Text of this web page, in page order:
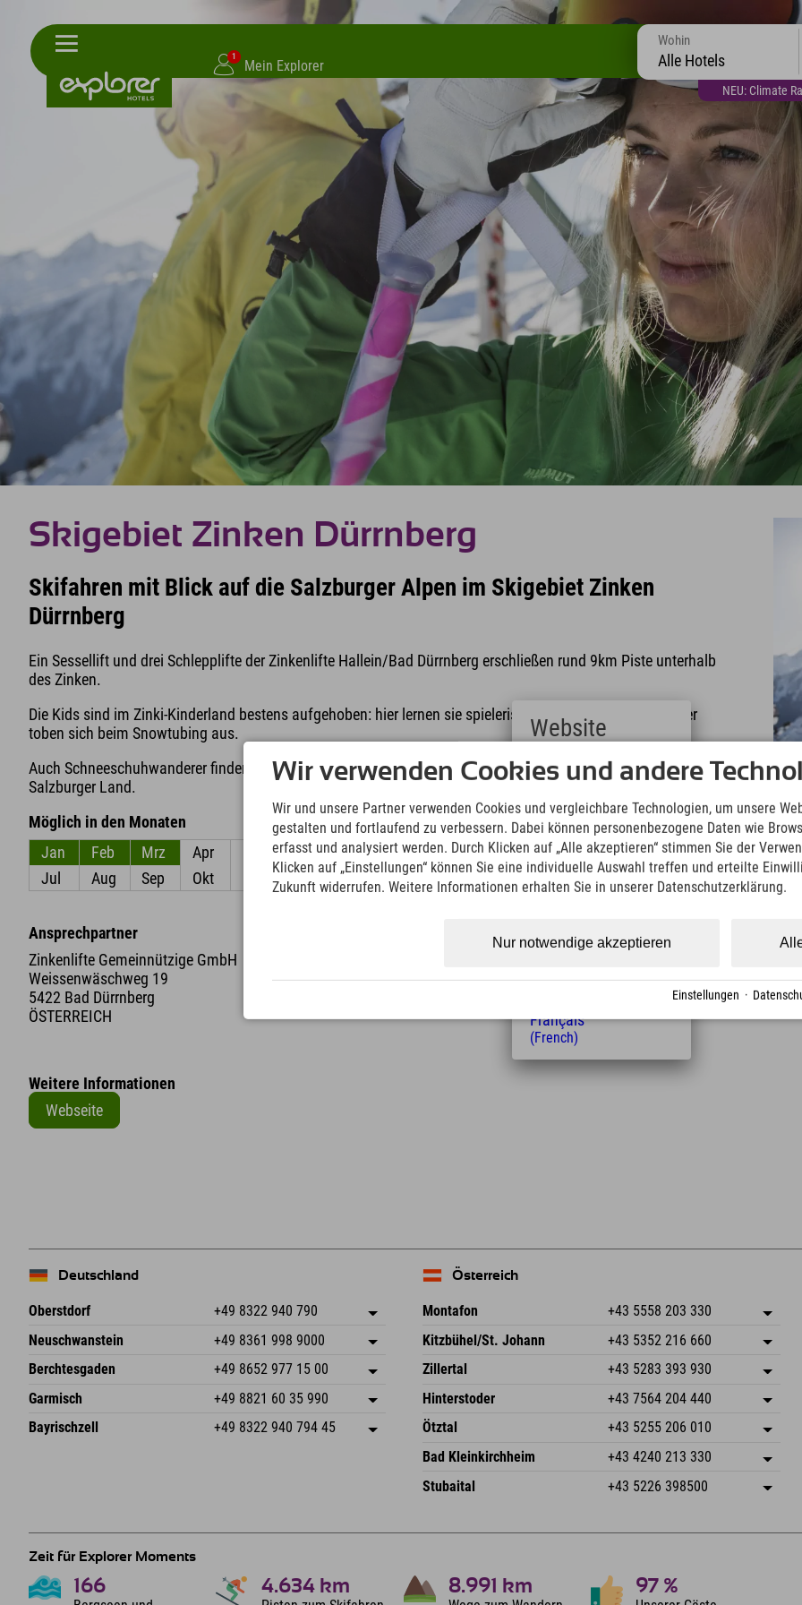
1
Mein Explorer
NEU: Climate
Wohin
Alle Hotels
Skigebiet Zinken Dürrnberg
Skifahren mit Blick auf die Salzburger Alpen im Skigebiet Zinken
Dürrnberg
Ein Sessellift und drei Schlepplifte der Zinkenlifte Hallein/Bad Dürrnberg erschließen rund 9km Piste unterhalb
des Zinken.
Die Kids sind im Zinki-Kinderland bestens aufgehoben: hier lernen sie spielerisch die ersten Schwünge oder
toben sich beim Snowtubing aus.
Auch Schneeschuhwanderer finden am Zinkenkogel einen Verleih und beste Bedingungen für eine Tour im
Salzburger Land.
Möglich in den Monaten
Jan
Feb Mrz Apr
Jun
Jul
Aug Sep Okt Dez
Ansprechpartner
Zinkenlifte Gemeinnützige GmbH
Weissenwäschweg 19
5422 Bad Dürrnberg
ÖSTERREICH
Entfernung vom Hotel
Weitere Informationen
Webseite
Deutschland
Oberstdorf +49 8322 940 790
An der Breitach 3
Deutschland
Adresse speichern
Buchen
Neuschwanstein +49 8361 998 9000
An der Riese 45
87484 Nesselwang im Allgäu
Deutschland
Adresse speichern
Buchen
Berchtesgaden +49 8652 977 15 00
Hofreitstr. 7
Deutschland
Adresse speichern
Buchen
Garmisch +49 8821 60 35 990
Frickenstraße 22
82490 Farchant
Adresse speichern
Bayrischzell +49 8322 940 794 45
Österreich
Montafon +43 5558 203 330
Dorfstr. 127b
6793 Gaschurn/Montafon
Österreich
Adresse speichern
Buchen
Kitzbühel/St. Johann +43 5352 216 660
Speckbacherstraße 87
Österreich
Adresse speichern
Buchen
Zillertal +43 5283 393 930
Schmiedau 2
Österreich
Adresse speichern
Buchen
Hinterstoder +43 7564 204 440
Freizeitpark 10
Österreich
Adresse speichern
Buchen
Ötztal +43 5255 206 010
Gscheat 14
Österreich
Adresse speichern
Buchen
Bad Kleinkirchheim +43 4240 213 330
Dorfstraße 24
Adresse speichern
Mail senden
Stubaital +43 5226 398500
Zeit für Explorer Moments
166 4.634 km 8.991 km 97 %
Wir verwenden Cookies und andere
Wir und unsere Partner verwenden Cookies und vergleichbare Technologien, um unsere
gestalten und fortlaufend zu verbessern. Dabei können personenbezogene Daten wie
erfasst und analysiert werden. Durch Klicken auf „Alle akzeptieren“ stimmen Sie der
Klicken auf „Einstellungen“ können Sie eine individuelle Auswahl treffen und erteilte
Zukunft widerrufen. Weitere Informationen erhalten Sie in unserer Datenschutzerklärung.
Nur notwendige akzeptieren
Einstellungen ·
Website
Deutsch
(German)
English
(English)
Italiano
(Italian)
Čeština
(Czech)
Magyar
Nederlands
Français
(French)